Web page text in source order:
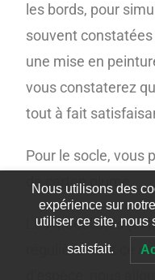
les bords, pour
souvent
une mise en
vous constaterez
tout à fait
Pour le socle, vous
de carton plume.
Les modélistes (et
régulièrement ce
Nous utilisons des
expérience sur
utiliser ce site, nous
satisfait.